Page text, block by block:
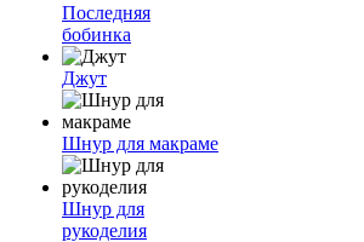
Последняя
бобинка
Джут
Шнур для макраме
Шнур для
рукоделия